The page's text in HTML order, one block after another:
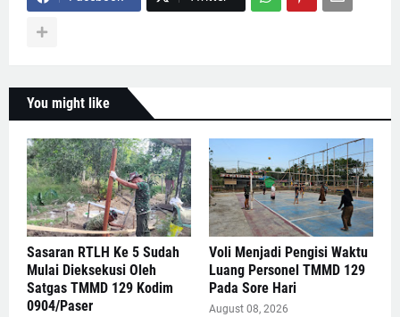
You might like
Sasaran RTLH Ke 5 Sudah
Mulai Dieksekusi Oleh
Satgas TMMD 129 Kodim
0904/Paser
Voli Menjadi Pengisi Waktu
Luang Personel TMMD 129
Pada Sore Hari
August 08, 2026